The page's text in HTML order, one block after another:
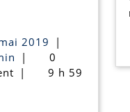
6:
stages
2019 10
mai
2019
|
actiadmin
|
0
| 9 h 59